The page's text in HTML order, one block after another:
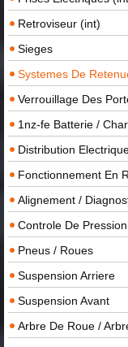
Retroviseur (int)
Sieges
Systemes De
Verrouillage Des
1nz-fe Batterie /
Distribution
Fonctionnement En
Alignement /
Controle De
Pneus / Roues
Suspension Arriere
Suspension Avant
Arbre De Roue /